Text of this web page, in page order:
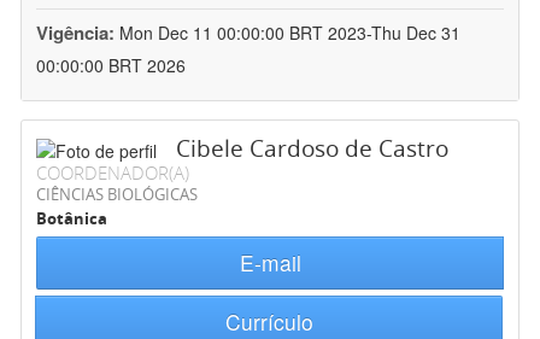
Vigência: Mon Dec 11 00:00:00 BRT 2023-Thu Dec 31
00:00:00 BRT 2026
Cibele Cardoso de Castro
COORDENADOR(A)
CIÊNCIAS BIOLÓGICAS
Botânica
E-mail
Currículo